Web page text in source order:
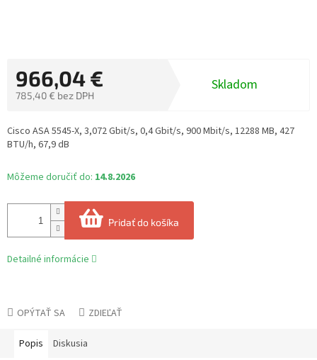
966,04 €
785,40 € bez DPH
cena:
Skladom
Môžeme doručiť do: 14.8.2026
Pridať do košíka
Cisco ASA 5545-X, 3,072 Gbit/s, 0,4 Gbit/s, 900 Mbit/s, 12288 MB, 427
BTU/h, 67,9 dB
Detailné informácie
OPÝTAŤ SA ZDIEĽAŤ
Popis Diskusia